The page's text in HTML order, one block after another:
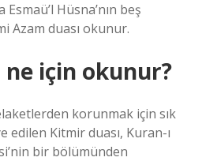
Hüsna’nın beş
Azam duası okunur.
ne için okunur?
korunmak için sık
edilen Kitmir duası, Kuran-ı
bir bölümünden